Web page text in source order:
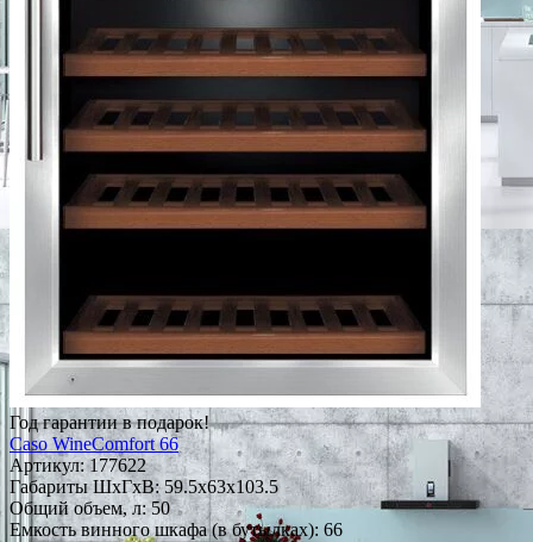
Год гарантии в подарок!
Caso WineComfort 66
Артикул:177622
Габариты ШxГxВ: 59.5x63x103.5
Общий объем, л: 50
Емкость винного шкафа (в бутылках): 66